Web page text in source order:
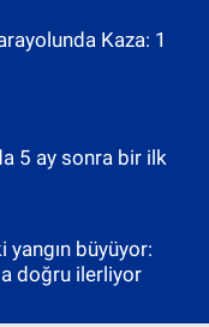
Kaza: 1
5 ay sonra bir ilk
yangın büyüyor:
doğru ilerliyor